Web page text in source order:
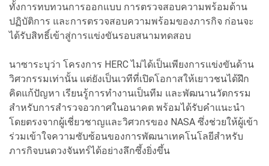
ทั้งการทบทวนการออกแบบ การตรวจสอบความพร้อมด้าน
ปฏิบัติการ และการตรวจสอบความพร้อมของภารกิจ ก่อนจะ
ได้รับสิทธิ์เข้าสู่การแข่งขันรอบสนามทดสอบ
นาซาระบุว่า โครงการ HERC ไม่ได้เป็นเพียงการแข่งขันด้าน
วิศวกรรมเท่านั้น แต่ยังเป็นเวทีที่เปิดโอกาสให้เยาวชนได้ฝึก
คิดแก้ปัญหา เรียนรู้การทำงานเป็นทีม และพัฒนานวัตกรรม
สำหรับการสำรวจอวกาศในอนาคต พร้อมได้รับคำแนะนำ
โดยตรงจากผู้เชี่ยวชาญและวิศวกรของ NASA ซึ่งช่วยให้ผู้เข้า
ร่วมเข้าใจความซับซ้อนของการพัฒนาเทคโนโลยีสำหรับ
ภารกิจบนดวงจันทร์ได้อย่างลึกซึ้งยิ่งขึ้น